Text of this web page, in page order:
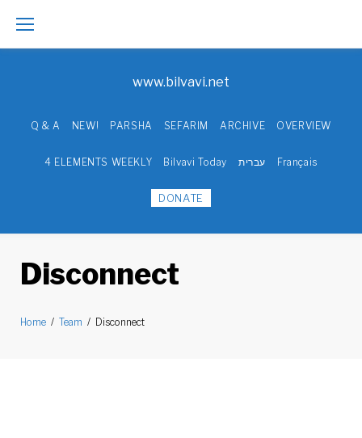
Skip
to
www.bilvavi.net
Q & A NEW! PARSHA SEFARIM ARCHIVE OVERVIEW
4 ELEMENTS WEEKLY Bilvavi Today עברית Français
DONATE
Disconnect
Home / Team / Disconnect